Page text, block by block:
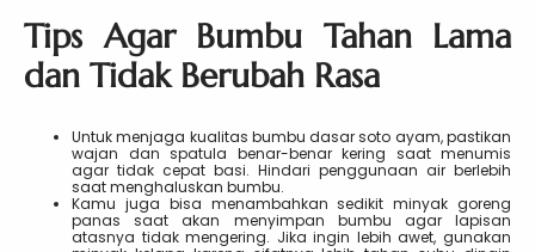
Tips Agar Bumbu Tahan Lama
dan Tidak Berubah Rasa
Untuk menjaga kualitas bumbu dasar soto ayam, pastikan
wajan dan spatula benar-benar kering saat menumis
agar tidak cepat basi. Hindari penggunaan air berlebih
saat menghaluskan bumbu.
Kamu juga bisa menambahkan sedikit minyak goreng
panas saat akan menyimpan bumbu agar lapisan
atasnya tidak mengering. Jika ingin lebih awet, gunakan